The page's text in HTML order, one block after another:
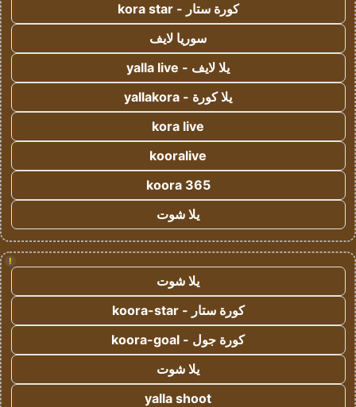
كورة ستار - kora star
سوريا لايف
يلا لايف - yalla live
يلا كورة - yallakora
kora live
kooralive
koora 365
يلا شوت
!
يلا شوت
كورة ستار - koora-star
كورة جول - koora-goal
يلا شوت
yalla shoot